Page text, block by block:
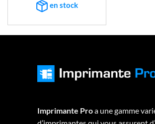
en stock
Imprimante Proa une gamme